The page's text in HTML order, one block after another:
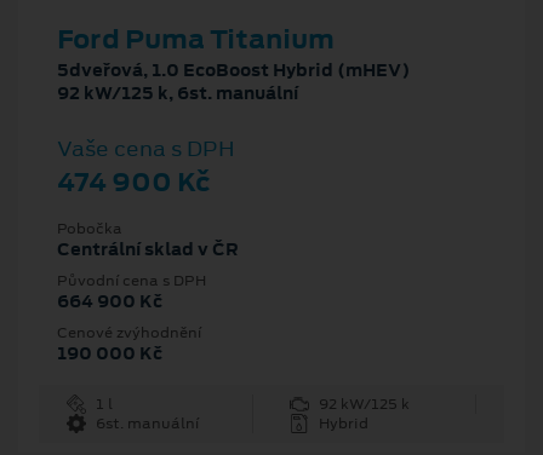
Ford Puma Titanium
5dveřová, 1.0 EcoBoost Hybrid (mHEV)
92 kW/125 k, 6st. manuální
Vaše cena s DPH
474 900 Kč
Pobočka
Centrální sklad v ČR
Původní cena s DPH
664 900 Kč
Cenové zvýhodnění
190 000 Kč
1 l
92 kW/125 k
6st. manuální
Hybrid